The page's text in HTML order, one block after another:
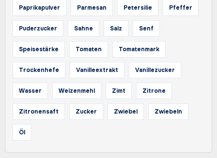
Paprikapulver Parmesan Petersilie Pfeffer
Puderzucker Sahne Salz Senf
Speisestärke Tomaten Tomatenmark
Trockenhefe Vanilleextrakt Vanillezucker
Wasser Weizenmehl Zimt Zitrone
Zitronensaft Zucker Zwiebel Zwiebeln
Öl